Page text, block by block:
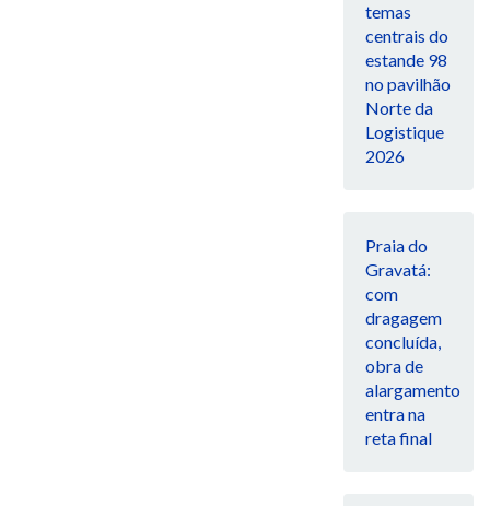
temas
centrais do
estande 98
no pavilhão
Norte da
Logistique
2026
Praia do
Gravatá:
com
dragagem
concluída,
obra de
alargamento
entra na
reta final